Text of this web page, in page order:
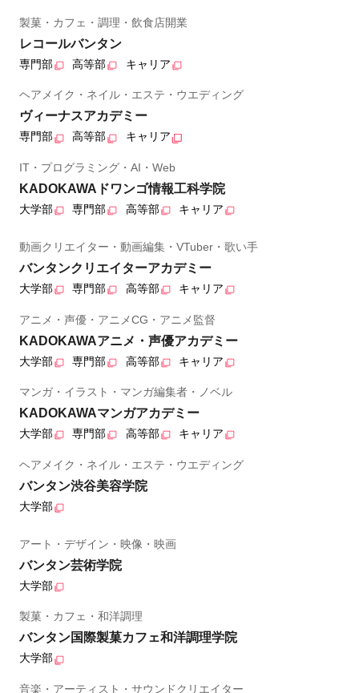
製菓・カフェ・調理・飲食店開業
レコールバンタン
専門部 高等部 キャリア
ヘアメイク・ネイル・エステ・ウエディング
ヴィーナスアカデミー
専門部 高等部 キャリア
IT・プログラミング・AI・Web
KADOKAWAドワンゴ情報工科学院
大学部 専門部 高等部 キャリア
動画クリエイター・動画編集・VTuber・歌い手
バンタンクリエイターアカデミー
大学部 専門部 高等部 キャリア
アニメ・声優・アニメCG・アニメ監督
KADOKAWAアニメ・声優アカデミー
大学部 専門部 高等部 キャリア
マンガ・イラスト・マンガ編集者・ノベル
KADOKAWAマンガアカデミー
大学部 専門部 高等部 キャリア
ヘアメイク・ネイル・エステ・ウエディング
バンタン渋谷美容学院
大学部
アート・デザイン・映像・映画
バンタン芸術学院
大学部
製菓・カフェ・和洋調理
バンタン国際製菓カフェ和洋調理学院
大学部
音楽・アーティスト・サウンドクリエイター